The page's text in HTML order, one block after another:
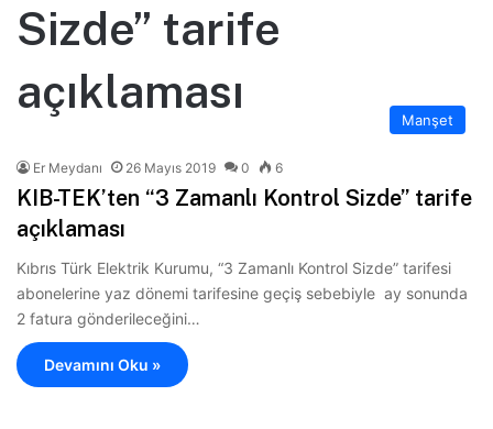
Sizde” tarife
açıklaması
Manşet
Er Meydanı 26 Mayıs 2019 0 6
KIB-TEK’ten “3 Zamanlı Kontrol Sizde” tarife
açıklaması
Kıbrıs Türk Elektrik Kurumu, “3 Zamanlı Kontrol Sizde” tarifesi
abonelerine yaz dönemi tarifesine geçiş sebebiyle ay sonunda
2 fatura gönderileceğini…
Devamını Oku »